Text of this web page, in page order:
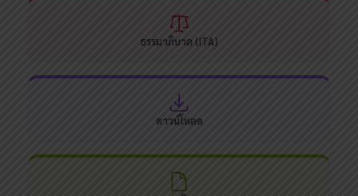
ธรรมาภิบาล (ITA)
ดาวน์โหลด